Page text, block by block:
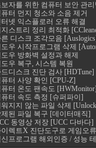
보자를 위한 컴퓨터 보안 관리
퓨터 먼지 청소와 소음 제거
터넷 익스플로러 오류 해결
스트리 정리 최적화
른 디스크 조각모음 [Auslogics]
도우 시작프로그램 삭제
도우 방화벽 설정과 해제
도우 복구, 시스템 복원
디스크 진단 검사 [HDTune]
퓨터 사양 확인 [CPU-Z]
퓨터 온도 팬속도 [HWMonitor]
퓨터 속도 측정 [슈퍼파이]
워지지 않는 파일 삭제
된 파일 복구 [데이터매직]
동영상 저장 [UCC 다바다]
이렉트X 진단도구로 게임오
신프로그램 해외인증 / 성능